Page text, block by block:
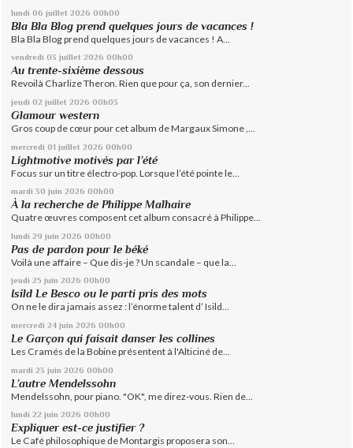
lundi 06 juillet 2026 00h00
Bla Bla Blog prend quelques jours de vacances !
Bla Bla Blog prend quelques jours de vacances ! A...
vendredi 03 juillet 2026 00h00
Au trente-sixième dessous
Revoilà Charlize Theron. Rien que pour ça, son dernier...
jeudi 02 juillet 2026 00h03
Glamour western
Gros coup de cœur pour cet album de Margaux Simone ,...
mercredi 01 juillet 2026 00h00
Lightmotive motivés par l’été
Focus sur un titre électro-pop. Lorsque l’été pointe le...
mardi 30 juin 2026 00h00
À la recherche de Philippe Malhaire
Quatre œuvres composent cet album consacré à Philippe...
lundi 29 juin 2026 00h00
Pas de pardon pour le béké
Voilà une affaire – Que dis-je ? Un scandale – que la...
jeudi 25 juin 2026 00h00
Isild Le Besco ou le parti pris des mots
On ne le dira jamais assez : l’énorme talent d’ Isild...
mercredi 24 juin 2026 00h00
Le Garçon qui faisait danser les collines
Les Cramés de la Bobine présentent à l'Alticiné de...
mardi 23 juin 2026 00h00
L’autre Mendelssohn
Mendelssohn, pour piano. "OK", me direz-vous. Rien de...
lundi 22 juin 2026 00h00
Expliquer est-ce justifier ?
Le Café philosophique de Montargis proposera son...